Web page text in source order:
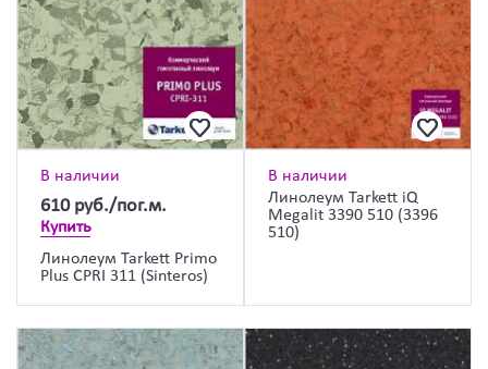
В наличии
610 руб./пог.м.
Купить
Линолеум Tarkett Primo
Plus CPRI 311 (Sinteros)
В наличии
Линолеум Tarkett iQ
Megalit 3390 510 (3396
510)